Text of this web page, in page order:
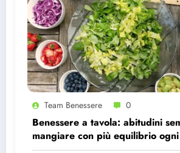
Team Benessere 0
Benessere a tavola: abitudini
mangiare con più equilibrio